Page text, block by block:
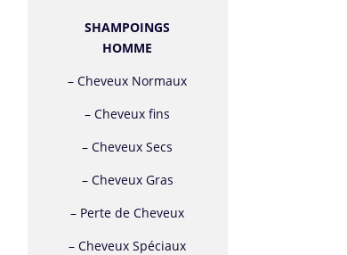
SHAMPOINGS
HOMME
–Cheveux Normaux
–Cheveux fins
–Cheveux Secs
– Cheveux Gras
– Perte de Cheveux
– Cheveux Spéciaux